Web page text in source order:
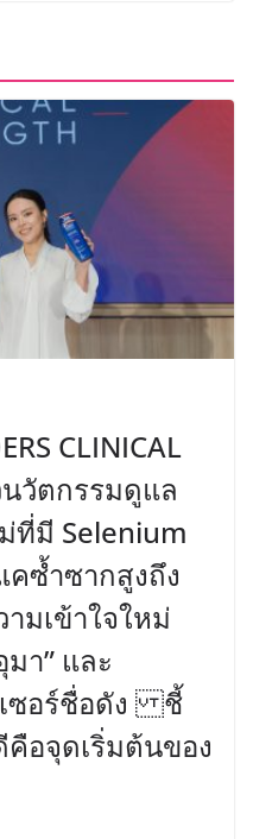
CLINICAL
นวัตกรรมดูแล
ที่มี Selenium
คซ้ำซากสูงถึง
มเข้าใจใหม่
า” และ
เซอร์ชื่อดัง ชี้
อจุดเริ่มต้นของ